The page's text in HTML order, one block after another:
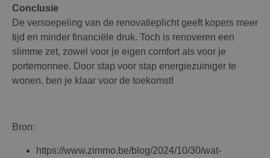
Conclusie
De versoepeling van de renovatieplicht geeft kopers meer
tijd en minder financiële druk. Toch is renoveren een
slimme zet, zowel voor je eigen comfort als voor je
portemonnee. Door stap voor stap energiezuiniger te
wonen, ben je klaar voor de toekomst!
Bron:
https://www.zimmo.be/blog/2024/10/30/wat-